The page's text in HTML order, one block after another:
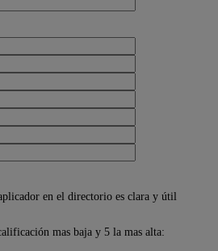
en el directorio es clara y útil
mas baja y 5 la mas alta: